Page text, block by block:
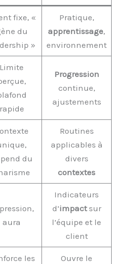
fixe, «
du
»
Pratique,
apprentissage,
environnement
Limite
rapide
Progression
continue,
ajustements
du
Routines
applicables à
divers
contextes
aura
Indicateurs
d’impactsur
l’équipe et le
client
les
Ouvre le